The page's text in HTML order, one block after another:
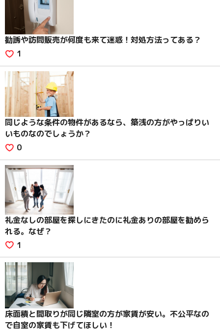
勧誘や訪問販売が何度も来て迷惑！対処方法ってある？
1
同じような条件の物件があるなら、築浅の方がやっぱりい
いものなのでしょうか？
0
礼金なしの部屋を探しにきたのに礼金ありの部屋を勧めら
れる。なぜ？
1
床面積と間取りが同じ隣室の方が家賃が安い。不公平なの
で自室の家賃も下げてほしい！